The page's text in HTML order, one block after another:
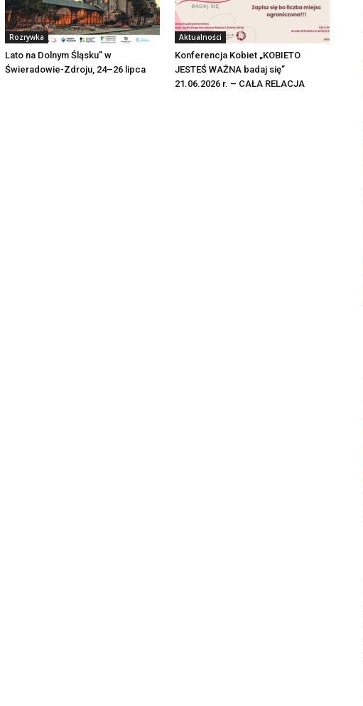
Rozrywka
Lato na Dolnym Śląsku” w
Świeradowie-Zdroju, 24–26 lipca
Aktualności
Konferencja Kobiet „KOBIETO
JESTEŚ WAŻNA badaj się”
21.06.2026 r. – CAŁA RELACJA